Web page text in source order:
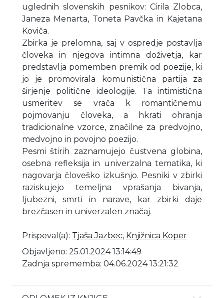
uglednih slovenskih pesnikov: Cirila Zlobca,
Janeza Menarta, Toneta Pavčka in Kajetana
Koviča.
Zbirka je prelomna, saj v ospredje postavlja
človeka in njegova intimna doživetja, kar
predstavlja pomemben premik od poezije, ki
jo je promovirala komunistična partija za
širjenje politične ideologije. Ta intimistična
usmeritev se vrača k romantičnemu
pojmovanju človeka, a hkrati ohranja
tradicionalne vzorce, značilne za predvojno,
medvojno in povojno poezijo.
Pesmi štirih zaznamujejo čustvena globina,
osebna refleksija in univerzalna tematika, ki
nagovarja človeško izkušnjo. Pesniki v zbirki
raziskujejo temeljna vprašanja bivanja,
ljubezni, smrti in narave, kar zbirki daje
brezčasen in univerzalen značaj.
Prispeval(a): Tjaša Jazbec, Knjižnica Koper
Objavljeno: 25.01.2024 13:14:49
Zadnja sprememba: 04.06.2024 13:21:32